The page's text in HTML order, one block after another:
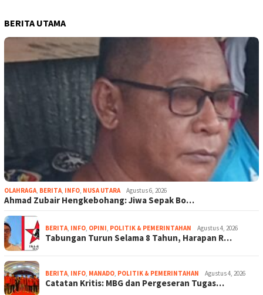
BERITA UTAMA
OLAHRAGA BERITA INFO NUSA UTARA Agustus 6, 2026
Ahmad Zubair Hengkebohang: Jiwa Sepak Bo…
BERITA INFO OPINI POLITIK & PEMERINTAHAN Agustus 4, 2026
Tabungan Turun Selama 8 Tahun, Harapan R…
BERITA INFO MANADO POLITIK & PEMERINTAHAN Agustus 4, 2026
Catatan Kritis: MBG dan Pergeseran Tugas…